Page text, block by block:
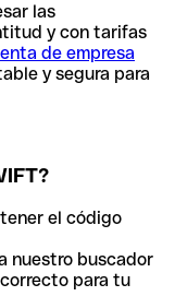
las
y con tarifas
de empresa
y segura para
el código
nuestro buscador
para tu